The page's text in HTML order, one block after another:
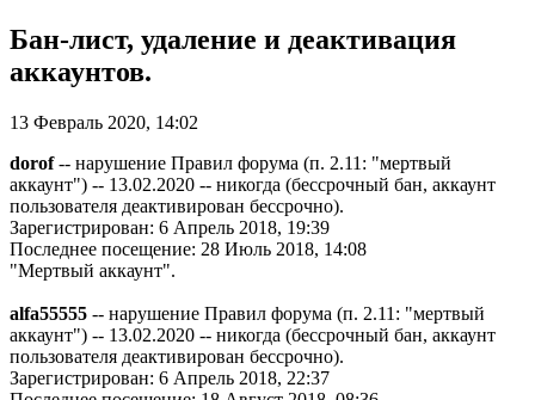
Бан-лист, удаление и деактивация
аккаунтов.
13 Февраль 2020, 14:02
dorof-- нарушение Правил форума (п. 2.11: "мертвый
аккаунт") -- 13.02.2020 -- никогда (бессрочный бан, аккаунт
пользователя деактивирован бессрочно).
Зарегистрирован: 6 Апрель 2018, 19:39
Последнее посещение: 28 Июль 2018, 14:08
"Мертвый аккаунт".
alfa55555 -- нарушение Правил форума (п. 2.11: "мертвый
аккаунт") -- 13.02.2020 -- никогда (бессрочный бан, аккаунт
пользователя деактивирован бессрочно).
Зарегистрирован: 6 Апрель 2018, 22:37